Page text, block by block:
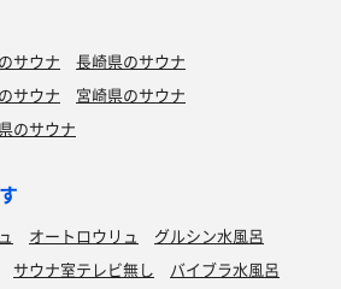
サウナ
長崎県のサウナ
サウナ
宮崎県のサウナ
のサウナ
オートロウリュ
グルシン水風呂
サウナ室テレビ無し
バイブラ水風呂